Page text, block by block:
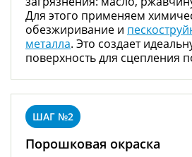
Для этого применяем
обезжиривание и
металла. Это создает
поверхность для сцепления
Порошковая окраска